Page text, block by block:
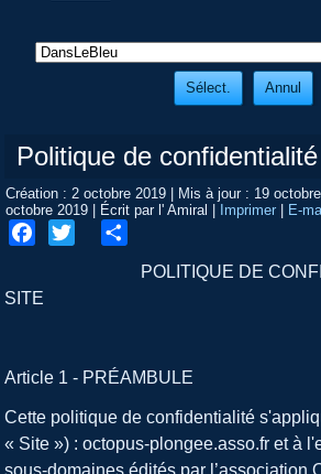
Politique de confidentialité
Création : 2 octobre 2019 | Mis à jour : 19
octobre 2019 | Écrit par l' Amiral | Imprimer | E-
POLITIQUE DE
SITE
Article 1 - PRÉAMBULE
Cette politique de confidentialité
« Site ») : octopus-plongee.asso.fr et à